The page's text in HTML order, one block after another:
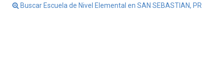
Buscar Escuela de Nivel Elemental en SAN SEBASTIAN, PR